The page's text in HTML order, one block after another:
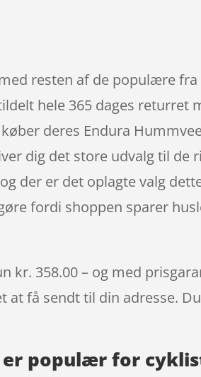
resten af de populære
hele 365 dages returret
deres Endura
dig det store udvalg til de
der er det oplagte valg
fordi shoppen sparer
kr. 358.00 – og med
at få sendt til din adresse.
er populær for